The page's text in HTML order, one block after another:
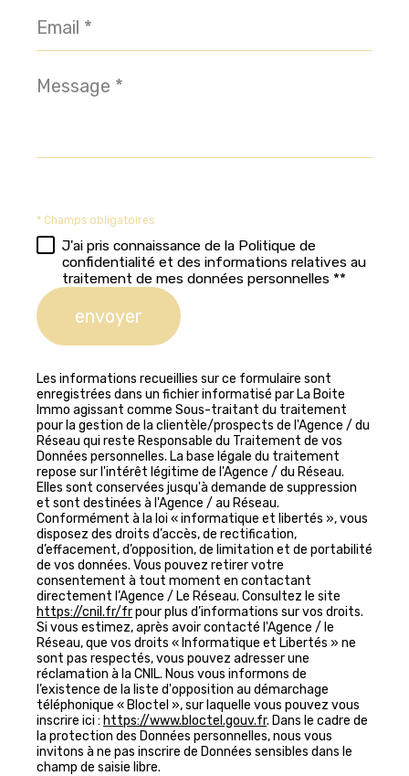
Email
Message
* Champs obligatoires
J'ai pris connaissance de la Politique de
confidentialité et des informations relatives au
traitement de mes données personnelles **
envoyer
Les informations recueillies sur ce formulaire sont
enregistrées dans un fichier informatisé par La Boite
Immo agissant comme Sous-traitant du traitement
pour la gestion de la clientèle/prospects de l'Agence / du
Réseau qui reste Responsable du Traitement de vos
Données personnelles. La base légale du traitement
repose sur l'intérêt légitime de l'Agence / du Réseau.
Elles sont conservées jusqu'à demande de suppression
et sont destinées à l'Agence / au Réseau.
Conformément à la loi « informatique et libertés », vous
disposez des droits d’accès, de rectification,
d’effacement, d’opposition, de limitation et de portabilité
de vos données. Vous pouvez retirer votre
consentement à tout moment en contactant
directement l’Agence / Le Réseau. Consultez le site
https://cnil.fr/frpour plus d’informations sur vos droits.
Si vous estimez, après avoir contacté l'Agence / le
Réseau, que vos droits « Informatique et Libertés » ne
sont pas respectés, vous pouvez adresser une
réclamation à la CNIL. Nous vous informons de
l’existence de la liste d'opposition au démarchage
téléphonique « Bloctel », sur laquelle vous pouvez vous
inscrire ici : https://www.bloctel.gouv.fr. Dans le cadre de
la protection des Données personnelles, nous vous
invitons à ne pas inscrire de Données sensibles dans le
champ de saisie libre.